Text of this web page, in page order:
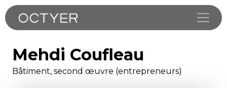
Mehdi Coufleau
Bâtiment, second œuvre (entrepreneurs)